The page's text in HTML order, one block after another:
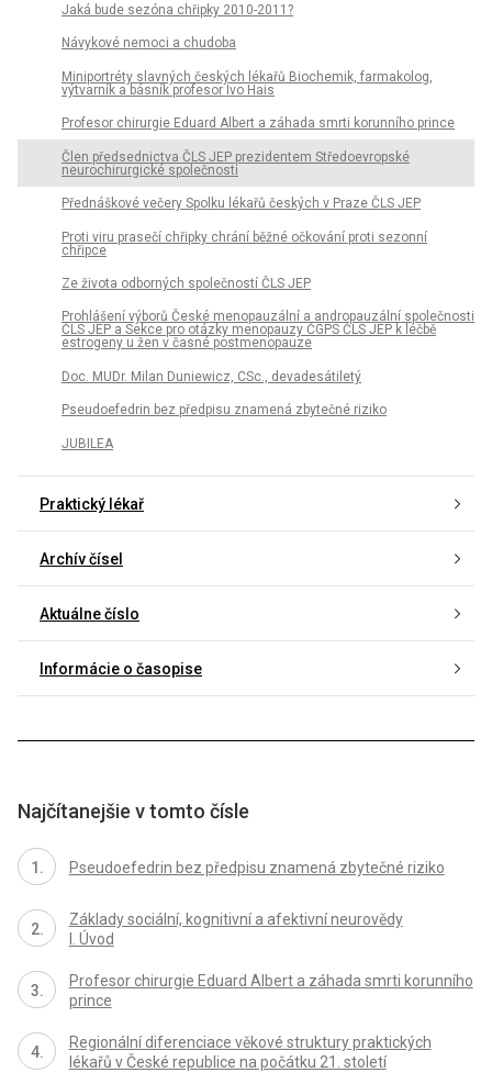
Jaká bude sezóna chřipky 2010-2011?
Návykové nemoci a chudoba
Miniportréty slavných českých lékařů Biochemik, farmakolog,
výtvarník a básník profesor Ivo Hais
Profesor chirurgie Eduard Albert a záhada smrti korunního prince
Člen předsednictva ČLS JEP prezidentem Středoevropské
neurochirurgické společnosti
Přednáškové večery Spolku lékařů českých v Praze ČLS JEP
Proti viru prasečí chřipky chrání běžné očkování proti sezonní
chřipce
Ze života odborných společností ČLS JEP
Prohlášení výborů České menopauzální a andropauzální společnosti
ČLS JEP a Sekce pro otázky menopauzy ČGPS ČLS JEP k léčbě
estrogeny u žen v časné postmenopauze
Doc. MUDr. Milan Duniewicz, CSc., devadesátiletý
Pseudoefedrin bez předpisu znamená zbytečné riziko
JUBILEA
Praktický lékař
Archív čísel
Aktuálne číslo
Informácie o časopise
Najčítanejšie v tomto čísle
Pseudoefedrin bez předpisu znamená zbytečné riziko
Základy sociální, kognitivní a afektivní neurovědy
I. Úvod
Profesor chirurgie Eduard Albert a záhada smrti korunního
prince
Regionální diferenciace věkové struktury praktických
lékařů v České republice na počátku 21. století